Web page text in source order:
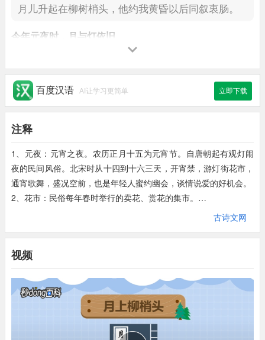
月儿升起在柳树梢头， 他约我黄昏以后同叙衷肠。
今年元夜时， 月与灯依旧。
不见去年人，泪湿春衫袖。
再也看不到去年的情人，泪珠儿不觉湿透衣裳。
百度汉语 AI让学习更简单 立即下载
注释
1、元夜：元宵之夜。农历正月十五为元宵节。自唐朝起有观灯闹
夜的民间风俗。北宋时从十四到十六三天，开宵禁，游灯街花市，
通宵歌舞，盛况空前，也是年轻人蜜约幽会，谈情说爱的好机会。
2、花市：民俗每年春时举行的卖花、赏花的集市。
3、灯如昼：灯火像白天一样。据宋代孟元老《东京梦华录》卷六
交辉。”由此可见当时元宵节的繁华景象。
4、月上：一作“月到”。
5、见：看见。
6、泪湿：一作“泪满”。
7、春衫：年少时穿的衣服，也指代年轻时的自己。
古诗文网
视频